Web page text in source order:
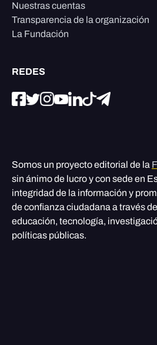
Nuestras cuentas
Transparencia de la organización
La Fundación
REDES
Somos un proyecto editorial de la
sin ánimo de lucro y con sede en
integridad de la información y
de confianza ciudadana a través
educación, tecnología,
políticas públicas.